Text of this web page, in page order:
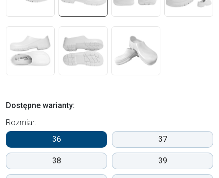
Dostępne warianty:
Rozmiar:
36
37
38 39